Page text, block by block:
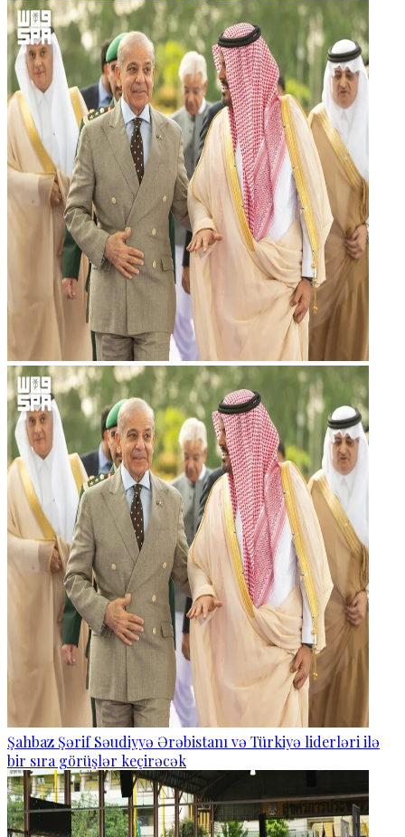
Şahbaz Şərif Səudiyyə Ərəbistanı və Türkiyə liderləri ilə
bir sıra görüşlər keçirəcək